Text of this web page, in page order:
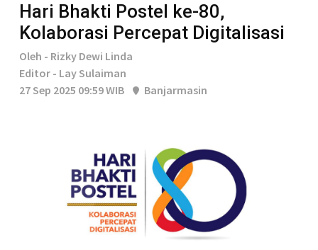
Hari Bhakti Postel ke-80,
Kolaborasi Percepat Digitalisasi
Oleh - Rizky Dewi Linda
Editor - Lay Sulaiman
27 Sep 2025 09:59 WIB
Banjarmasin